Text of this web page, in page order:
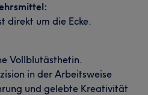
direkt um die Ecke.
Vollblutästhetin.
in der Arbeitsweise
und gelebte Kreativität